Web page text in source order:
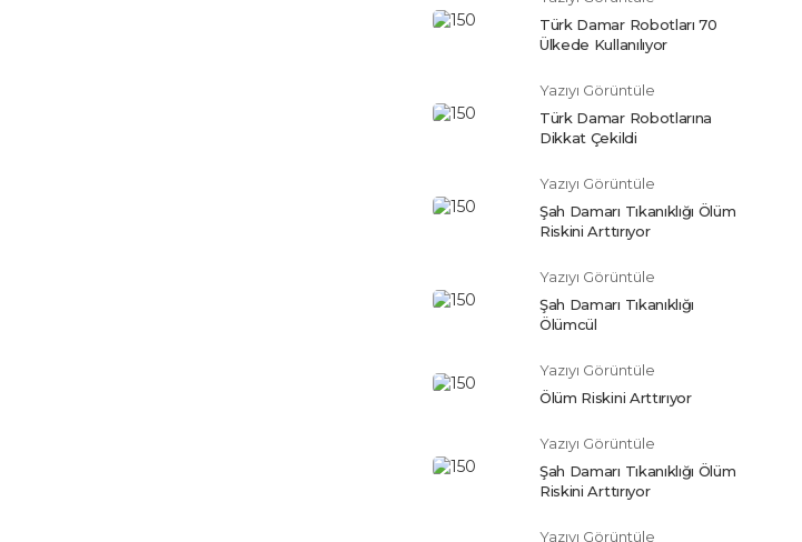
Türk Damar Robotları 70
Ülkede Kullanılıyor
Yazıyı Görüntüle
Türk Damar Robotlarına
Dikkat Çekildi
Yazıyı Görüntüle
Şah Damarı Tıkanıklığı Ölüm
Riskini Arttırıyor
Yazıyı Görüntüle
Şah Damarı Tıkanıklığı
Ölümcül
Yazıyı Görüntüle
Ölüm Riskini Arttırıyor
Yazıyı Görüntüle
Şah Damarı Tıkanıklığı Ölüm
Riskini Arttırıyor
Yazıyı Görüntüle